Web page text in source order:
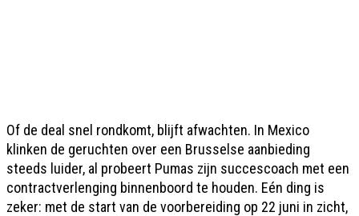
Of de deal snel rondkomt, blijft afwachten. In Mexico
klinken de geruchten over een Brusselse aanbieding
steeds luider, al probeert Pumas zijn succescoach met een
contractverlenging binnenboord te houden. Eén ding is
zeker: met de start van de voorbereiding op 22 juni in zicht,